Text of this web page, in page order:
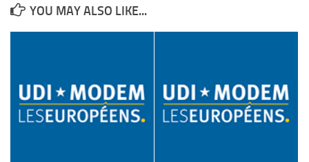
YOU MAY ALSO LIKE...